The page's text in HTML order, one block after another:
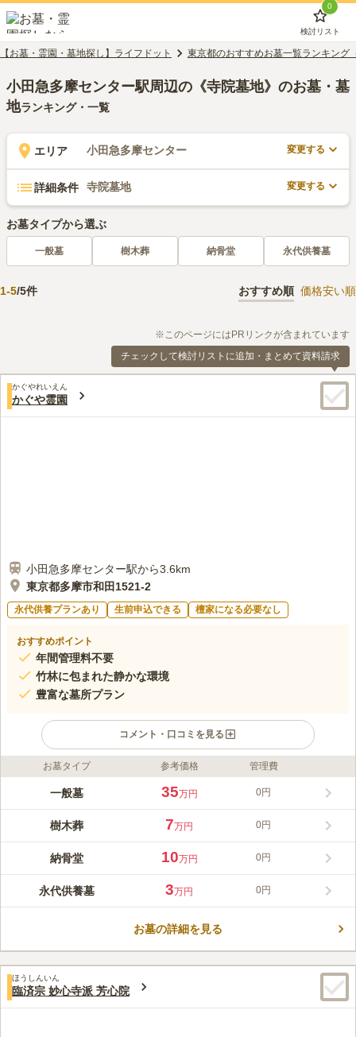
0
検討リスト
【お墓・霊園・墓地探し】ライフドット 東京都のおすすめお墓一覧ランキング
小田急多摩センター駅周辺の《寺院墓地》のお墓・墓
地ランキング・一覧
エリア 小田急多摩センター 変更する
詳細条件 寺院墓地 変更する
お墓タイプから選ぶ
一般墓 樹木葬 納骨堂 永代供養墓
1-5/5件 おすすめ順 価格安い順
※このページにはPRリンクが含まれています
チェックして検討リストに追加・まとめて資料請求
かぐやれいえん
かぐや霊園
小田急多摩センター駅から3.6km
東京都多摩市和田1521‐2
永代供養プランあり 生前申込できる 檀家になる必要なし
おすすめポイント
年間管理料不要
竹林に包まれた静かな環境
豊富な墓所プラン
コメント・口コミを見る
ライフドット編集部のコメント
かぐや霊園は、近隣初となる樹木葬を主体とした霊園です。全区
永代供養付き樹木葬墓は、墓標となる樹木（シンボルツリー）を
中央に植えて、その周辺に遺骨を埋葬するお墓です。永代供養付
代供養付き墓地新ココン墓は、通常のお墓と同じように、個別に
お花や線香が手向けられるお墓です。合祀墓は竹をモチーフとし
たモニュメント（墓標）の下、さまざまな人と一緒に眠る永代供
養のお墓です。
この霊園はまだ誰からも評価されていません。
お墓タイプ 参考価格 管理費
一般墓 35万円 0円
樹木葬 7万円 0円
納骨堂 10万円 0円
永代供養墓 3万円 0円
お墓の詳細を見る
ほうしんいん
臨済宗 妙心寺派 芳心院